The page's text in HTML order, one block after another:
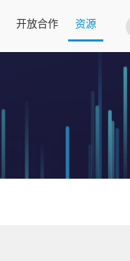
开放合作 资源